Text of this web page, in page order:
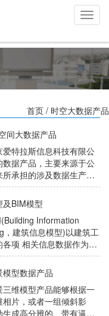
切
换
导
航
首页/ 时空大数据产品
间大数据产品
爱特拉斯信息科技有限公
数据产品，主要来源于公
所承担的涉及数据生产与
的数据积累所形成的卫星
品基础数据库和矢量产
。目前数据库主要由卫
像产品、电子地图矢量数
区划边界数据产品、三维
模型产品组成。卫星遥
品主要以国产吉林一号系
列、北京系列、资源卫
子地图矢量数据包括各比
图专题图；行政区划边
及BIM模型
Information
，建筑信息模型)以建筑工
各项 相关信息数据作为模
详细、准确记录了建筑物
、属性信息，
模型数据产品
三维模型产品能够根据一
相片，或者一组倾斜影
生成高分辨的、带有逼真